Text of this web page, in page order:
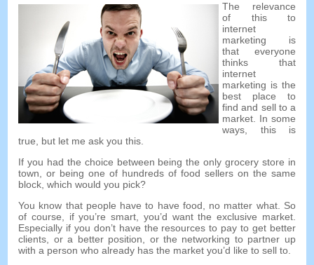
The relevance
of this to
internet
marketing is
that everyone
thinks that
internet
marketing is the
best place to
find and sell to a
market. In some
ways, this is
true, but let me ask you this.
If you had the choice between being the only grocery store in
town,or being one of hundreds of food sellers on the same
block,which would you pick?
You know that people have to have food, no matter what. So
of course, if you’re smart, you’d want the exclusive market.
Especially if you don’t have the resources to pay to get better
clients, or a better position, or the networking to partner up
with a person who already has the market you’d like to sell to.